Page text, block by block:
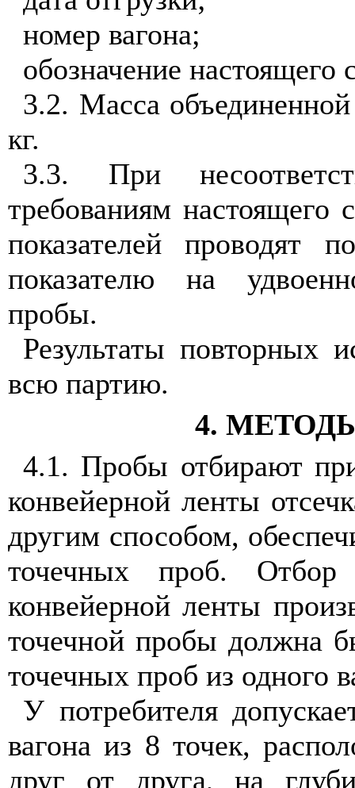
номер вагона;
обозначение настоящего
3.2. Масса
кг.
3.3. При
требованиям настоящего
показателей проводят
показателю на
пробы.
Результаты повторных
всю партию.
4.
4.1. Пробы отбирают
конвейерной ленты
другим способом,
точечных проб.
конвейерной ленты
точечной пробы должна
точечных проб из одного
У потребителя
вагона из 8 точек,
друг от друга, на